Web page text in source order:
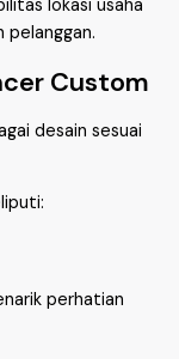
lokasi usaha
pelanggan.
Custom
desain sesuai
perhatian